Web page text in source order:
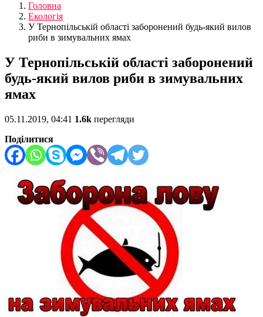
Головна
Екологія
У Тернопільській області заборонений будь-який вилов
риби в зимувальних ямах
У Тернопільській області заборонений
будь-який вилов риби в зимувальних
ямах
05.11.2019, 04:41 1.6k перегляди
Поділитися